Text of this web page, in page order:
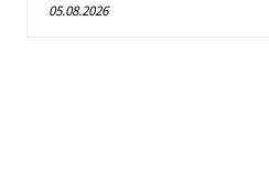
05.08.2026